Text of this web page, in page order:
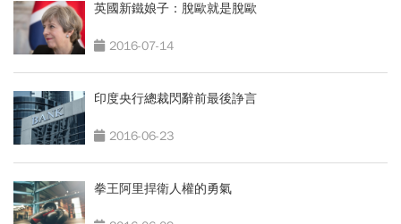
英國新鐵娘子：脫歐就是脫歐
2016-07-14
印度央行總裁閃辭前最後諍言
2016-06-23
拳王阿里捍衛人權的勇氣